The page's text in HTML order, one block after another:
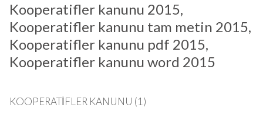
Kooperatifler kanunu 2015,
Kooperatifler kanunu tam metin 2015,
Kooperatifler kanunu pdf 2015,
Kooperatifler kanunu word 2015
KOOPERATİFLER KANUNU (1)